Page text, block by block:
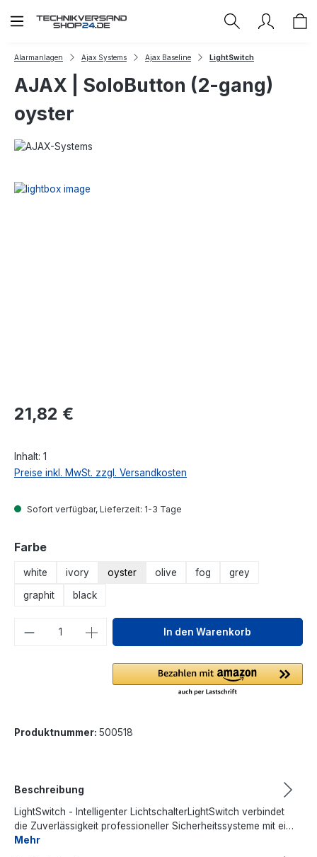
Zum Hauptinhalt springen
Alarmanlagen Ajax Systems Ajax Baseline LightSwitch
AJAX | SoloButton (2-gang)
oyster
Regulärer Preis:
21,82 €
Inhalt: 1
Preise inkl. MwSt. zzgl. Versandkosten
Sofort verfügbar, Lieferzeit: 1-3 Tage
Farbeauswählen
white ivory oyster olive fog
grey
graphit
black
Produkt Anzahl: Gib denIn den Warenkorb
Produktnummer: 500518
Beschreibung
LightSwitch - Intelligenter LichtschalterLightSwitch verbindet
die Zuverlässigkeit professioneller Sicherheitssysteme mit ei…
Mehr